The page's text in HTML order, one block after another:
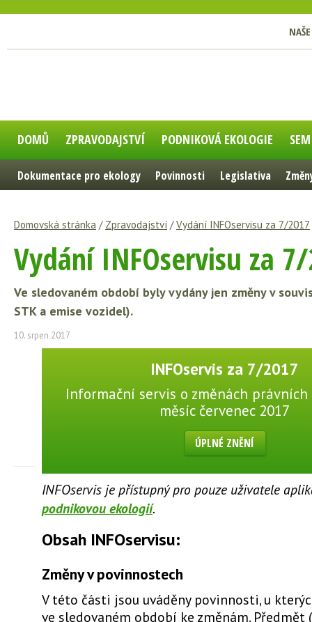
DOMŮ ZPRAVODAJSTVÍ PODNIKOVÁ EKOLOGIE
Dokumentace pro ekology Povinnosti Legislativa
Domovská stránka / Zpravodajství /Vydání INFOservisu za 7/2017
Vydání INFOservisu za
Ve sledovaném období byly vydány jen změny v
STK a emise vozidel).
10. srpen 2017
INFOservis za 7/2017
Informační servis o změnách právních
měsíc červenec 2017
ÚPLNÉ ZNĚNÍ
INFOservis je přístupný pro pouze uživatele
podnikovou ekologií.
Obsah INFOservisu:
Změny v povinnostech
V této části jsou uváděny povinnosti, u
ve sledovaném období ke změnám. Předmět